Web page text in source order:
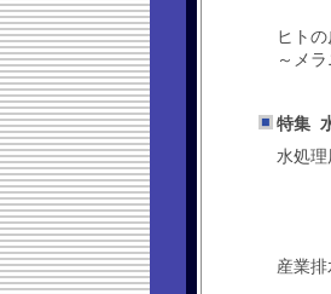
ヒト
～メ
特集
水処
産業